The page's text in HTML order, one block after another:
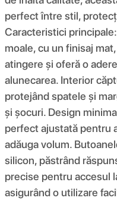
perfect între stil,
Caracteristici
moale, cu un finisaj
atingere și oferă o
alunecarea. Interior
protejând spatele și
și șocuri. Design
perfect ajustată pentru
adăuga volum.
silicon, păstrând
precise pentru accesul
asigurând o utilizare